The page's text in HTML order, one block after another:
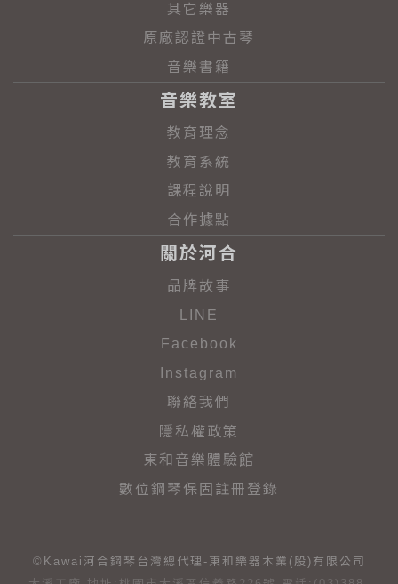
其它樂器
原廠認證中古琴
音樂書籍
音樂教室
教育理念
教育系統
課程說明
合作據點
關於河合
品牌故事
LINE
Facebook
Instagram
聯絡我們
隱私權政策
東和音樂體驗館
數位鋼琴保固註冊登錄
©Kawai河合鋼琴台灣總代理-東和樂器木業(股)有限公司